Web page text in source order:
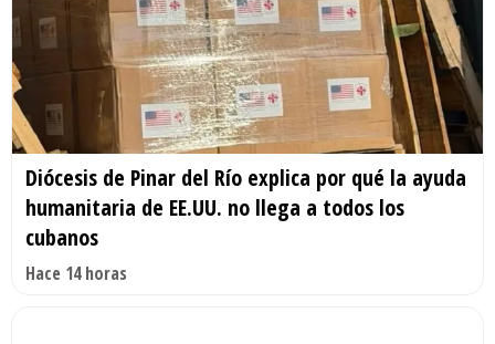
Diócesis de Pinar del Río explica por qué la ayuda
humanitaria de EE.UU. no llega a todos los
cubanos
Hace 14 horas